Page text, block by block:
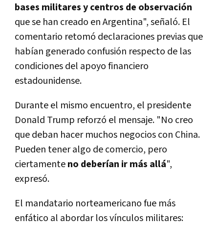
bases militares y centros de observación
que se han creado en Argentina", señaló. El
comentario retomó declaraciones previas que
habían generado confusión respecto de las
condiciones del apoyo financiero
estadounidense.
Durante el mismo encuentro, el presidente
Donald Trump reforzó el mensaje. "No creo
que deban hacer muchos negocios con China.
Pueden tener algo de comercio, pero
ciertamenteno deberían ir más allá",
expresó.
El mandatario norteamericano fue más
enfático al abordar los vínculos militares: